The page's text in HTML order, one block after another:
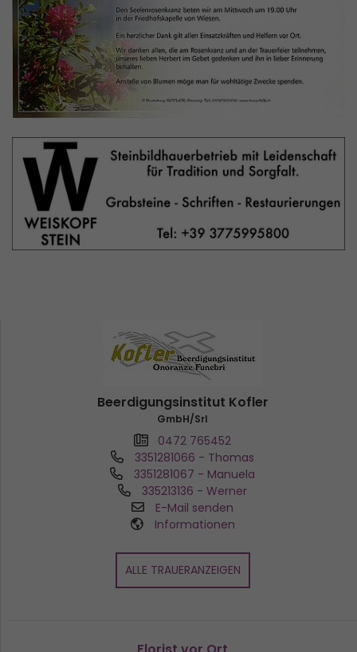
Beerdigungsinstitut Kofler
GmbH/Srl
0472 765452
3351281066 - Thomas
3351281067 - Manuela
335213136 - Werner
E-Mail senden
Informationen
ALLE TRAUERANZEIGEN